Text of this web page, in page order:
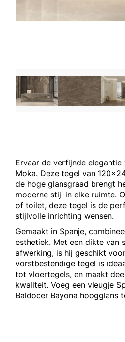
Ervaar de verfijnde
Moka. Deze tegel van
de hoge glansgraad brengt
moderne stijl in elke ruimte.
of toilet, deze tegel is de
stijlvolle inrichting wensen.
Gemaakt in Spanje,
esthetiek. Met een dikte van
afwerking, is hij geschikt
vorstbestendige tegel is
tot vloertegels, en maakt
kwaliteit. Voeg een vleugje
Baldocer Bayona hoogglans